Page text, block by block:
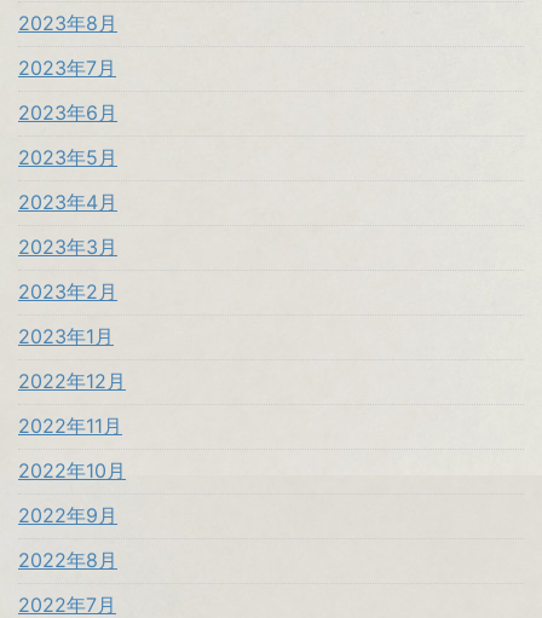
2023年8月
2023年7月
2023年6月
2023年5月
2023年4月
2023年3月
2023年2月
2023年1月
2022年12月
2022年11月
2022年10月
2022年9月
2022年8月
2022年7月